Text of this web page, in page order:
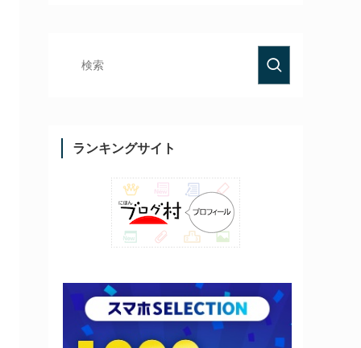
ランキングサイト